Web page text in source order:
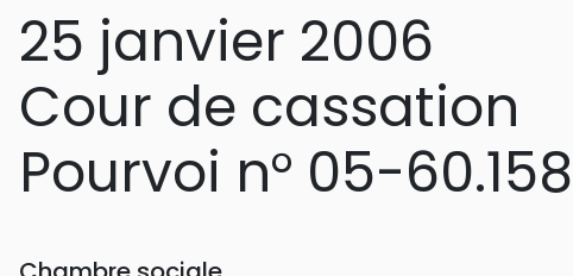
25 janvier 2006
Cour de cassation
Pourvoi n° 05-60.158